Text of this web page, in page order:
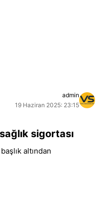
admin
19 Haziran 2025: 23:15
sigortası
altından